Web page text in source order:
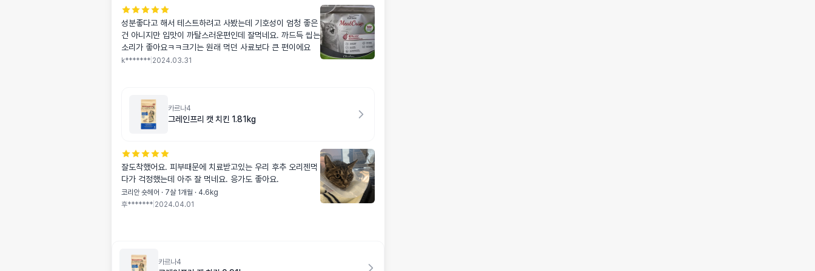
성분좋다고 해서 테스트하려고 사봤는데 기호성이 엄청 좋은
건 아니지만 입맛이 까탈스러운편인데 잘먹네요. 까드득 씹는
소리가 좋아요ㅋㅋ크기는 원래 먹던 사료보다 큰 편이에요
k******* 2024.03.31
카르나4
그레인프리 캣 치킨 1.81kg
잘도착했어요. 피부때문에 치료받고있는 우리 후추 오리젠먹
다가 걱정했는데 아주 잘 먹네요. 응가도 좋아요.
코리안 숏헤어 · 7살 1개월 · 4.6kg
후******* 2024.04.01
카르나4